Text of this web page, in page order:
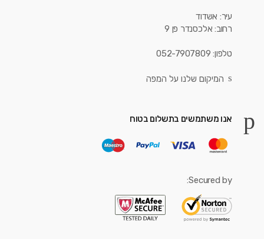
עיר: אשדוד
רחוב: אלכסנדר פן 9
טלפון: 052-7907809
המיקום שלנו על המפה
אנו משתמשים בתשלום בטוח
Secured by: